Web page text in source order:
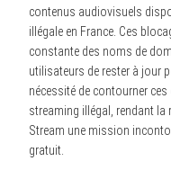
contenus audiovisuels
illégale en France. Ces
constante des noms de
utilisateurs de rester à jour
nécessité de contourner
streaming illégal, rendant la
Stream une mission
gratuit.